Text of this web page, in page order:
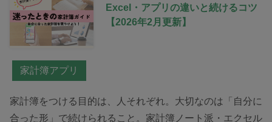
Excel・アプリの違いと続けるコツ
【2026年2月更新】
家計簿アプリ
家計簿をつける目的は、人それぞれ。大切なのは「自分に
合った形」で続けられること。家計簿ノート派・エクセル